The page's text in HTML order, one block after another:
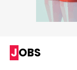
JOBS